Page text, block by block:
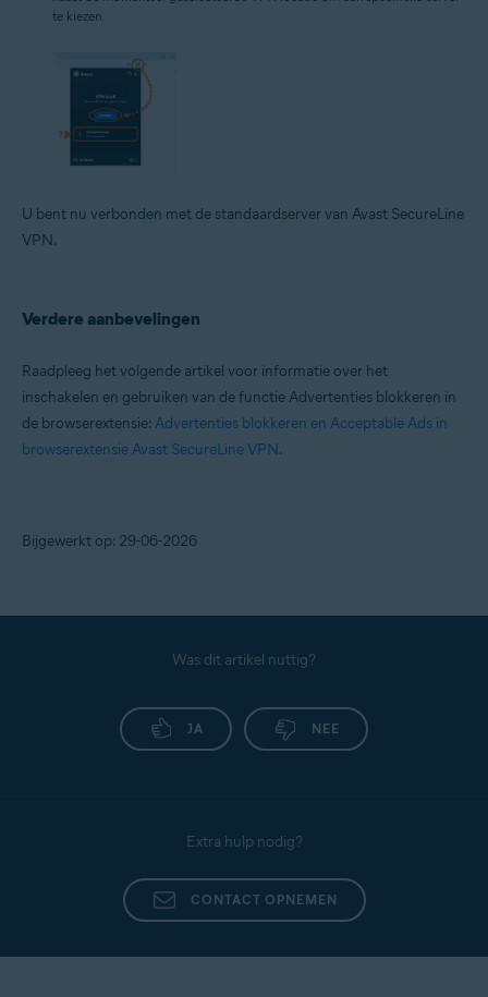
te kiezen.
U bent nu verbonden met de standaardserver van Avast SecureLine
VPN.
Verdere aanbevelingen
Raadpleeg het volgende artikel voor informatie over het
inschakelen en gebruiken van de functie Advertenties blokkeren in
de browserextensie: Advertenties blokkeren en Acceptable Ads in
browserextensie Avast SecureLine VPN.
Bijgewerkt op: 29-06-2026
Was dit artikel nuttig?
JA NEE
Extra hulp nodig?
CONTACT OPNEMEN